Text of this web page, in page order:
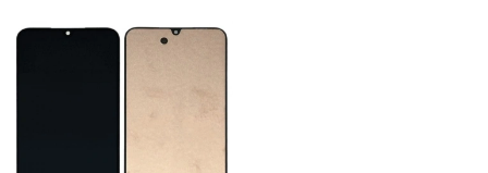
Ürün elinize Ulaşınca Demonte (ekran soketi takıp cihazı acıp
Sorun yoksa Montajına Başlayın Sorumluluk Size aittir.